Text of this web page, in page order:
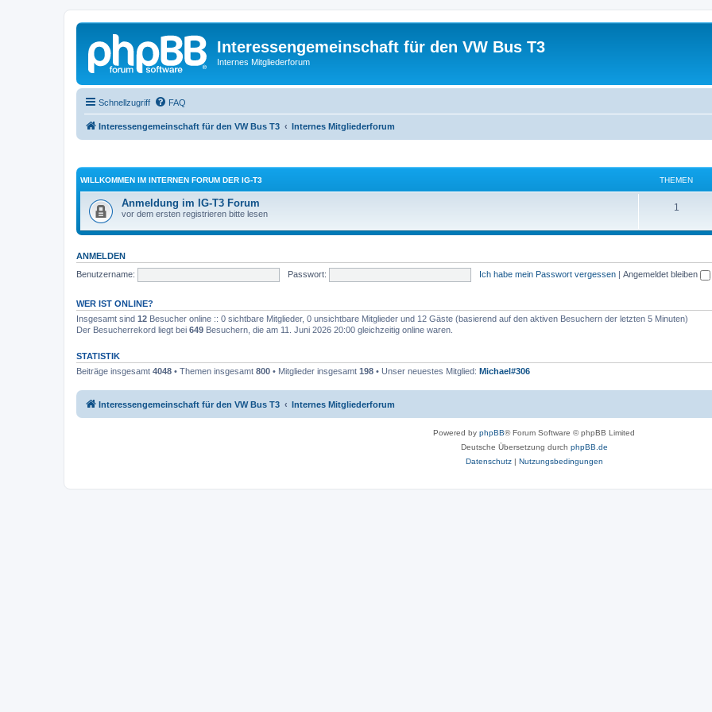
Interessengemeinschaft für den VW Bus T3
Internes Mitgliederforum
Schnellzugriff FAQ
Interessengemeinschaft für den VW Bus T3 Internes Mitgliederforum
WILLKOMMEN IM INTERNEN FORUM DER IG-T3 THEMEN
Anmeldung im IG-T3 Forum
vor dem ersten registrieren bitte lesen
1
ANMELDEN
Benutzername:
Passwort: Ich habe mein Passwort vergessen | Angemeldet bleiben
WER IST ONLINE?
Insgesamt sind 12 Besucher online :: 0 sichtbare Mitglieder, 0 unsichtbare Mitglieder und 12 Gäste (basierend auf den aktiven Besuchern der letzten 5 Minuten)
Der Besucherrekord liegt bei 649 Besuchern, die am 11. Juni 2026 20:00 gleichzeitig online waren.
STATISTIK
Beiträge insgesamt 4048 • Themen insgesamt 800 • Mitglieder insgesamt 198 • Unser neuestes Mitglied: Michael#306
Interessengemeinschaft für den VW Bus T3 Internes Mitgliederforum
Powered by phpBB® Forum Software © phpBB Limited
Deutsche Übersetzung durch phpBB.de
Datenschutz| Nutzungsbedingungen